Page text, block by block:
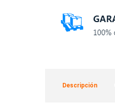
Descripción